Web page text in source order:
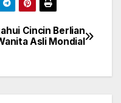
Cincin Berlian
Asli Mondial